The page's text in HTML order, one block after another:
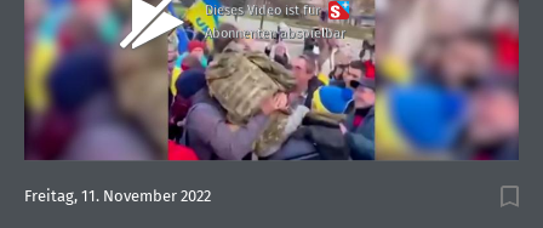
Dieses Video ist für
Abonnenten abspielbar
Freitag, 11. November 2022